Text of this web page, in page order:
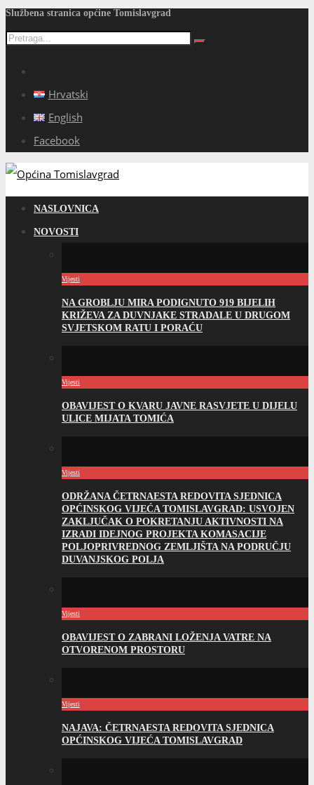
Službena stranica općine Tomislavgrad
Hrvatski
English
Facebook
NASLOVNICA
NOVOSTI
Vijesti
NA GROBLJU MIRA PODIGNUTO 919 BIJELIH
KRIŽEVA ZA DUVNJAKE STRADALE U DRUGOM
SVJETSKOM RATU I PORAĆU
Vijesti
OBAVIJEST O KVARU JAVNE RASVJETE U DIJELU
ULICE MIJATA TOMIĆA
Vijesti
ODRŽANA ČETRNAESTA REDOVITA SJEDNICA
OPĆINSKOG VIJEĆA TOMISLAVGRAD: USVOJEN
ZAKLJUČAK O POKRETANJU AKTIVNOSTI NA
IZRADI IDEJNOG PROJEKTA KOMASACIJE
POLJOPRIVREDNOG ZEMLJIŠTA NA PODRUČJU
DUVANJSKOG POLJA
Vijesti
OBAVIJEST O ZABRANI LOŽENJA VATRE NA
OTVORENOM PROSTORU
Vijesti
NAJAVA: ČETRNAESTA REDOVITA SJEDNICA
OPĆINSKOG VIJEĆA TOMISLAVGRAD